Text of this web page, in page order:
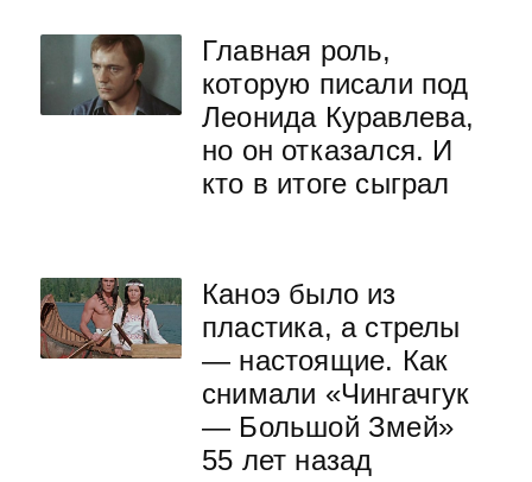
Главная роль,
которую писали под
Леонида Куравлева,
но он отказался. И
кто в итоге сыграл
Каноэ было из
пластика, а стрелы
— настоящие. Как
снимали «Чингачгук
— Большой Змей»
55 лет назад